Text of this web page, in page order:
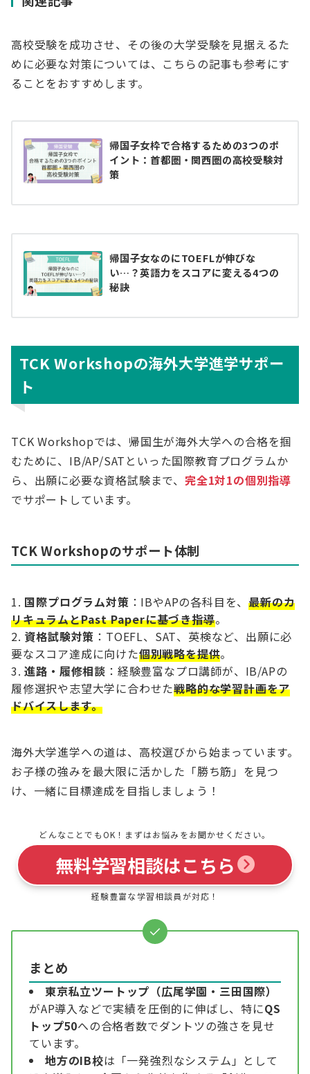
高校受験を成功させ、その後の大学受験を見据えるた
めに必要な対策については、こちらの記事も参考にす
ることをおすすめします。
帰国子女枠で合格するための3つのポ
イント：首都圏・関西圏の高校受験対
策
帰国子女なのにTOEFLが伸びな
い…？英語力をスコアに変える4つの
秘訣
TCK Workshopの海外大学進学サポー
ト
TCK Workshopでは、帰国生が海外大学への合格を掴
むために、IB/AP/SATといった国際教育プログラムか
ら、出願に必要な資格試験まで、完全1対1の個別指導
でサポートしています。
TCK Workshopのサポート体制
国際プログラム対策 ：IBやAPの各科目を、最新のカ
リキュラムとPast Paperに基づき指導。
資格試験対策 ：TOEFL、SAT、英検など、出願に必
要なスコア達成に向けた個別戦略を提供。
進路・履修相談 ：経験豊富なプロ講師が、IB/APの
履修選択や志望大学に合わせた戦略的な学習計画をア
ドバイスします。
海外大学進学への道は、高校選びから始まっています。
お子様の強みを最大限に活かした「勝ち筋」を見つ
け、一緒に目標達成を目指しましょう！
どんなことでもOK！まずはお悩みをお聞かせください。
無料学習相談はこちら
経験豊富な学習相談員が対応！
まとめ
東京私立ツートップ（広尾学園・三田国際）
がAP導入などで実績を圧倒的に伸ばし、特にQS
トップ50への合格者数でダントツの強さを見せ
ています。
地方のIB校は「一発強烈なシステム」として